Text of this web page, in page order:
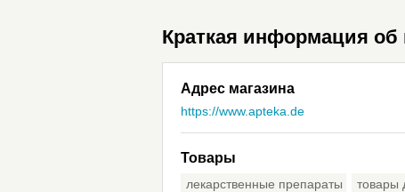
Краткая информация об
Адрес магазина
https://www.apteka.de
Товары
лекарственные препараты товары